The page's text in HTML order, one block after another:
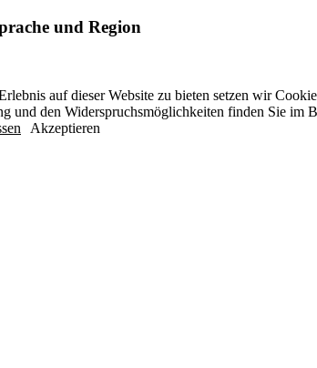
und Region
auf dieser Website zu bieten setzen wir
und den Widerspruchsmöglichkeiten finden Sie im
Akzeptieren